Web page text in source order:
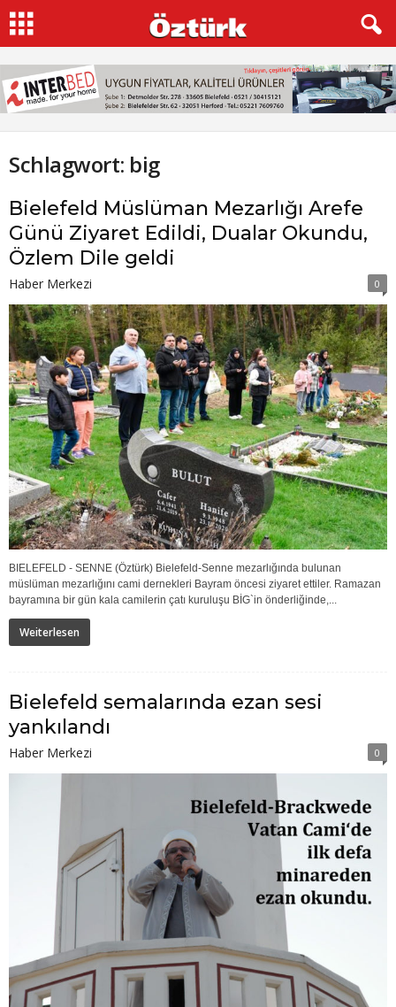
Schlagwort: big
Bielefeld Müslüman Mezarlığı Arefe
Günü Ziyaret Edildi, Dualar Okundu,
Özlem Dile geldi
Haber Merkezi 0
BIELEFELD - SENNE (Öztürk) Bielefeld-Senne mezarlığında bulunan
müslüman mezarlığını cami dernekleri Bayram öncesi ziyaret ettiler. Ramazan
bayramına bir gün kala camilerin çatı kuruluşu BİG`in önderliğinde,...
Weiterlesen
Bielefeld semalarında ezan sesi
yankılandı
Haber Merkezi 0